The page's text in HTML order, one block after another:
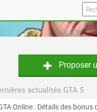
Proposer
actualités GTA 5